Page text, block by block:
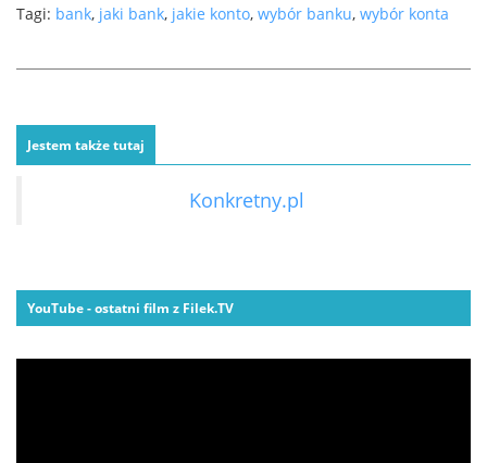
Tagi: bank, jaki bank, jakie konto, wybór banku, wybór konta
Jestem także tutaj
Konkretny.pl
YouTube - ostatni film z Filek.TV